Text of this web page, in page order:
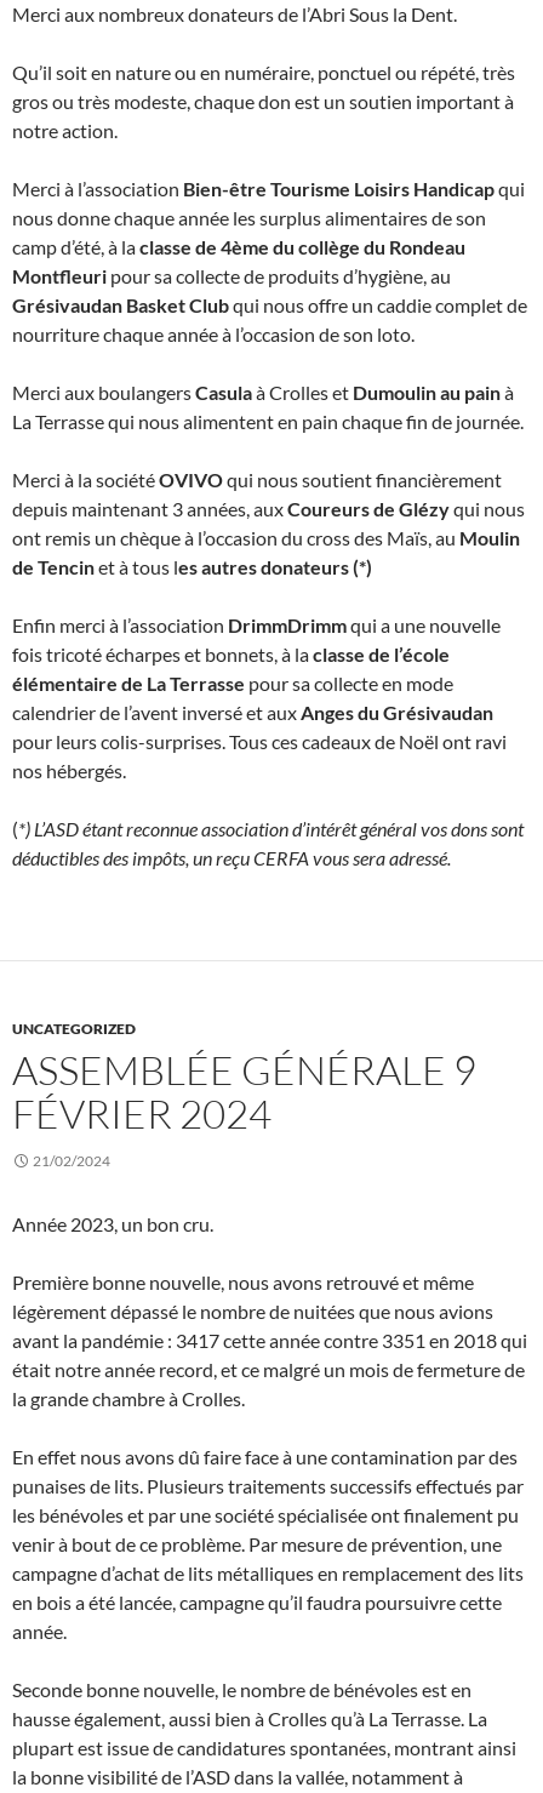
Merci aux nombreux donateurs de l’Abri Sous la Dent.
Qu’il soit en nature ou en numéraire, ponctuel ou répété, très
gros ou très modeste, chaque don est un soutien important à
notre action.
Merci à l’association Bien-être Tourisme Loisirs Handicapqui
nous donne chaque année les surplus alimentaires de son
camp d’été, à laclasse de 4ème du collège du Rondeau
Montfleuri pour sa collecte de produits d’hygiène, au
Grésivaudan Basket Clubqui nous offre un caddie complet de
nourriture chaque année à l’occasion de son loto.
Merci aux boulangersCasulaà Crolles et Dumoulin au painà
La Terrasse qui nous alimentent en pain chaque fin de journée.
Merci à la sociétéOVIVOqui nous soutient financièrement
depuis maintenant 3 années, auxCoureurs de Glézyqui nous
ont remis un chèque à l’occasion du cross des Maïs, au Moulin
de Tencinet à tous les autres donateurs (*)
Enfin merci à l’association DrimmDrimmqui a une nouvelle
fois tricoté écharpes et bonnets, à laclasse de l’école
élémentaire de La Terrasse pour sa collecte en mode
calendrier de l’avent inversé et auxAnges du Grésivaudan
pour leurs colis-surprises. Tous ces cadeaux de Noël ont ravi
nos hébergés.
(*) L’ASD étant reconnue association d’intérêt général vos dons sont
déductibles des impôts, un reçu CERFA vous sera adressé.
UNCATEGORIZED
ASSEMBLÉE GÉNÉRALE 9
FÉVRIER 2024
21/02/2024
Année 2023, un bon cru.
Première bonne nouvelle, nous avons retrouvé et même
légèrement dépassé le nombre de nuitées que nous avions
avant la pandémie : 3417 cette année contre 3351 en 2018 qui
était notre année record, et ce malgré un mois de fermeture de
la grande chambre à Crolles.
En effet nous avons dû faire face à une contamination par des
punaises de lits. Plusieurs traitements successifs effectués par
les bénévoles et par une société spécialisée ont finalement pu
venir à bout de ce problème. Par mesure de prévention, une
campagne d’achat de lits métalliques en remplacement des lits
en bois a été lancée, campagne qu’il faudra poursuivre cette
année.
Seconde bonne nouvelle, le nombre de bénévoles est en
hausse également, aussi bien à Crolles qu’à La Terrasse. La
plupart est issue de candidatures spontanées, montrant ainsi
la bonne visibilité de l’ASD dans la vallée, notamment à